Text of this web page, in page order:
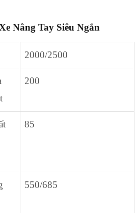
Nâng Tay Siêu Ngắn
2000/2500
200
85
550/685